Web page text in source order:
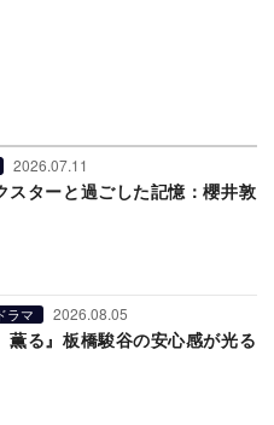
2026.07.11
スターと過ごした記憶：櫻井敦
ラマ 2026.08.05
薫る』板橋駿谷の安心感が光る